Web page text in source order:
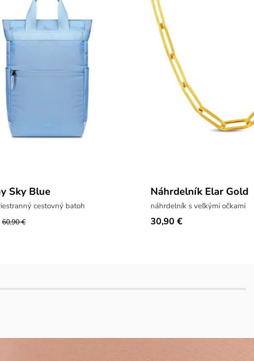
Sky Blue
cestovný batoh
60,90 €
Náhrdelník Elar Gold
náhrdelník s veľkými očkami
30,90 €